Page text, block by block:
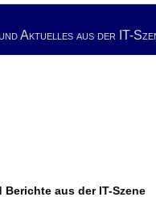
Aktuelles aus der IT-
aus der IT-Szene